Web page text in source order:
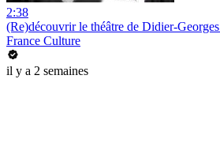
2:38
(Re)découvrir le théâtre de Didier-
France Culture
il y a 2 semaines